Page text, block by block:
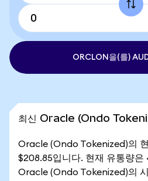
ORCLON을(를)
최신 Oracle (Ondo
Oracle (Ondo Tokenized)의
$208.85입니다. 현재 유통량
Oracle (Ondo Tokenized)의